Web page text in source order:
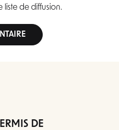
liste de diffusion.
DE